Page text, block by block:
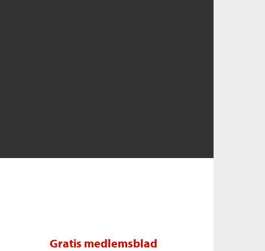
Gratis medlemsblad